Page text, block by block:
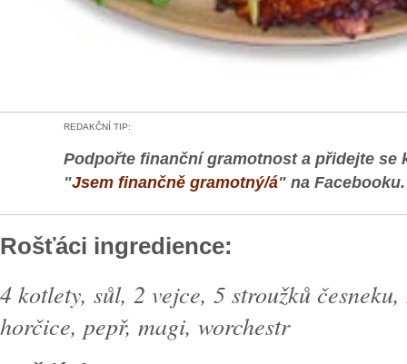
REDAKČNÍ TIP:
Podpořte finanční gramotnost a přidejte se
"Jsem finančně gramotný/á" na Facebooku.
Rošťáci ingredience:
4 kotlety, sůl, 2 vejce, 5 stroužků
horčice, pepř, magi, worchestr